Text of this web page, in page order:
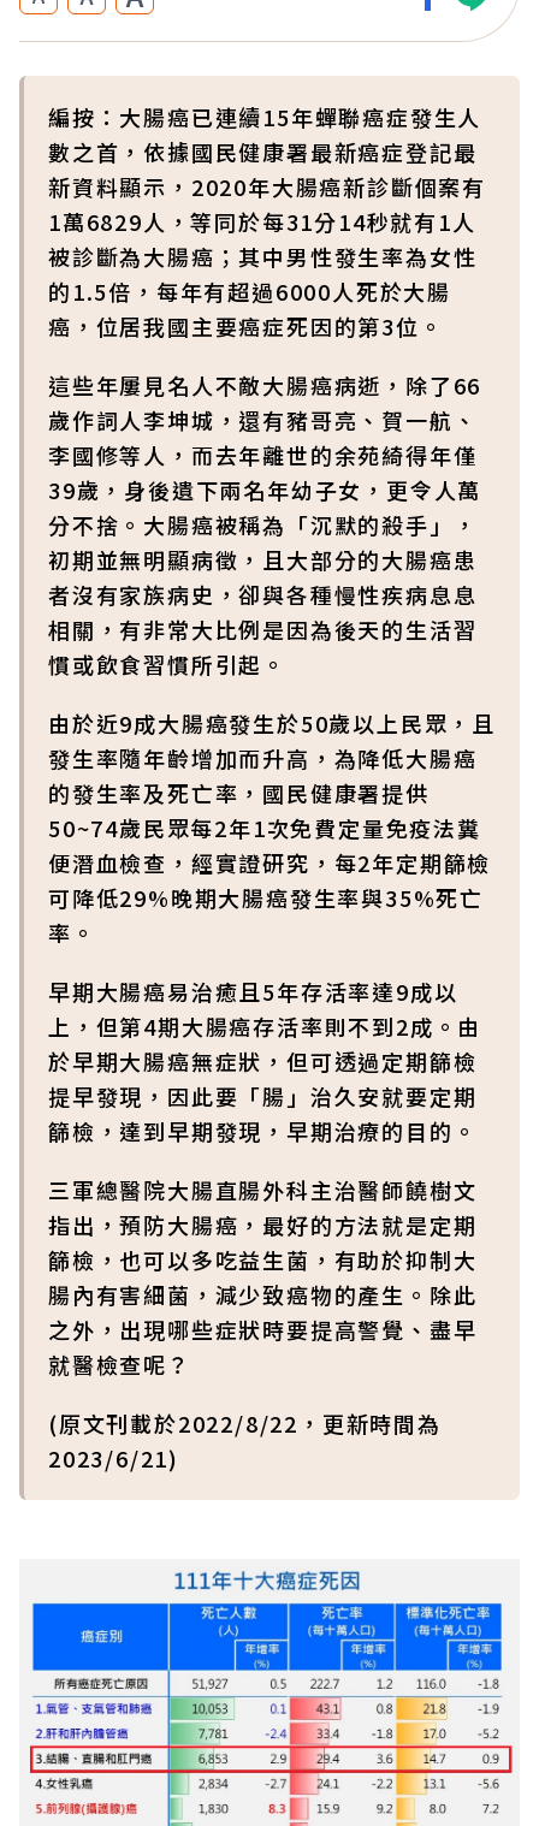
編按：大腸癌已連續15年蟬聯癌症發生人
數之首，依據國民健康署最新癌症登記最
新資料顯示，2020年大腸癌新診斷個案有
1萬6829人，等同於每31分14秒就有1人
被診斷為大腸癌；其中男性發生率為女性
的1.5倍，每年有超過6000人死於大腸
癌，位居我國主要癌症死因的第3位。
這些年屢見名人不敵大腸癌病逝，除了66
歲作詞人李坤城，還有豬哥亮、賀一航、
李國修等人，而去年離世的余苑綺得年僅
39歲，身後遺下兩名年幼子女，更令人萬
分不捨。大腸癌被稱為「沉默的殺手」，
初期並無明顯病徵，且大部分的大腸癌患
者沒有家族病史，卻與各種慢性疾病息息
相關，有非常大比例是因為後天的生活習
慣或飲食習慣所引起。
由於近9成大腸癌發生於50歲以上民眾，且
發生率隨年齡增加而升高，為降低大腸癌
的發生率及死亡率，國民健康署提供
50~74歲民眾每2年1次免費定量免疫法糞
便潛血檢查，經實證研究，每2年定期篩檢
可降低29%晚期大腸癌發生率與35%死亡
率。
早期大腸癌易治癒且5年存活率達9成以
上，但第4期大腸癌存活率則不到2成。由
於早期大腸癌無症狀，但可透過定期篩檢
提早發現，因此要「腸」治久安就要定期
篩檢，達到早期發現，早期治療的目的。
三軍總醫院大腸直腸外科主治醫師饒樹文
指出，預防大腸癌，最好的方法就是定期
篩檢，也可以多吃益生菌，有助於抑制大
腸內有害細菌，減少致癌物的產生。除此
之外，出現哪些症狀時要提高警覺、盡早
就醫檢查呢？
(原文刊載於2022/8/22，更新時間為
2023/6/21)